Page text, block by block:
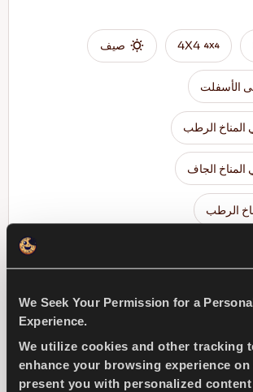
We Seek Your Permission for a
Experience.
We utilize cookies and other tracking
enhance your browsing experience
present you with personalized
4X4 صيف
الأسفلت
المناخ الرطب
المناخ الجاف
الرطب
تعرف على المزيد
SNOWAYS 4